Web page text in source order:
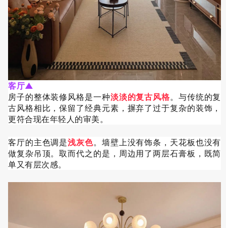
客厅▲
房子的整体装修风格是一种淡淡的复古风格。与传统的复
古风格相比，保留了经典元素，摒弃了过于复杂的装饰，
更符合现在年轻人的审美。
客厅的主色调是浅灰色。墙壁上没有饰条，天花板也没有
做复杂吊顶。取而代之的是，周边用了两层石膏板，既简
单又有层次感。